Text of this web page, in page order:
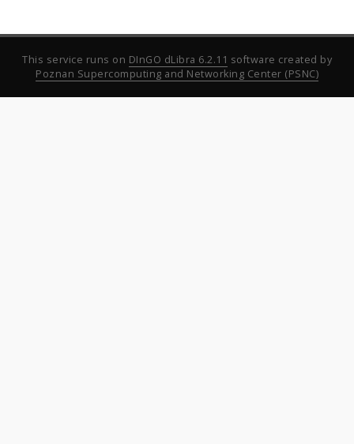
This service runs on DInGO dLibra 6.2.11 software created by
Poznan Supercomputing and Networking Center (PSNC)